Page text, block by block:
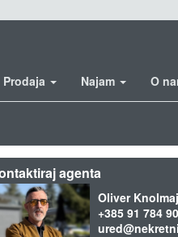
Prodaja Najam O
agenta
Oliver
+385 91 784